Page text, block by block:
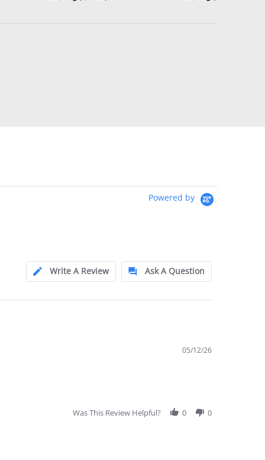
Powered by
Write A Review Ask A Question
05/12/26
Was This Review Helpful? 0 0